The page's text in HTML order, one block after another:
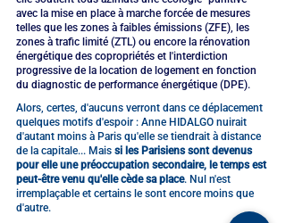
avec la mise en place à marche forcée de mesures
telles que les zones à faibles émissions (ZFE), les
zones à trafic limité (ZTL) ou encore la rénovation
énergétique des copropriétés et l'interdiction
progressive de la location de logement en fonction
du diagnostic de performance énergétique (DPE).
Alors, certes, d'aucuns verront dans ce déplacement
quelques motifs d'espoir : Anne HIDALGO nuirait
d'autant moins à Paris qu'elle se tiendrait à distance
de la capitale... Mais si les Parisiens sont devenus
pour elle une préoccupation secondaire, le temps est
peut-être venu qu'elle cède sa place. Nul n'est
irremplaçable et certains le sont encore moins que
d'autre.